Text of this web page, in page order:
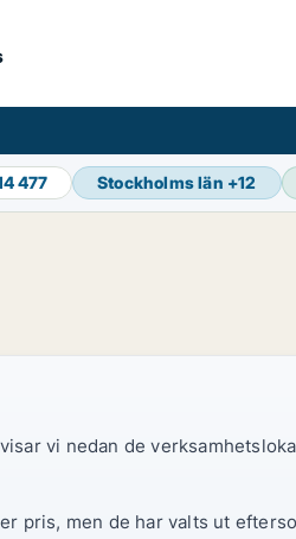
477 Stockholms län +12
vi nedan de
pris, men de har valts ut